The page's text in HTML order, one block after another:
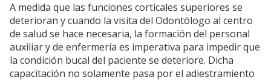
A medida que las funciones corticales superiores se
deterioran y cuando la visita del Odontólogo al centro
de salud se hace necesaria, la formación del personal
auxiliar y de enfermería es imperativa para impedir que
la condición bucal del paciente se deteriore. Dicha
capacitación no solamente pasa por el adiestramiento